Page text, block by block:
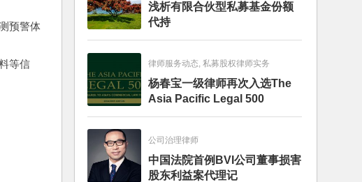
预警体
等信
浅析有限合伙型私募基金份额
代持
律师服务动态, 私募股权律师实务
杨春宝一级律师再次入选The
Asia Pacific Legal 500
公司治理律师
中国法院首例BVI公司董事损害
股东利益案代理记